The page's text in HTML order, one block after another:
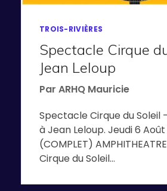
TROIS-RIVIÈRES
Spectacle Cirque
Jean Leloup
Par ARHQ Mauricie
Spectacle Cirque du Soleil
à Jean Leloup. Jeudi 6
(COMPLET)
Cirque du Soleil…